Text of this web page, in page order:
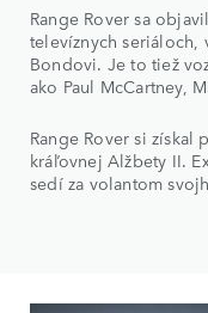
Range Rover sa
televíznych seriáloch,
Bondovi. Je to tiež
ako Paul McCartney,
Range Rover si získal
kráľovnej Alžbety II.
sedí za volantom